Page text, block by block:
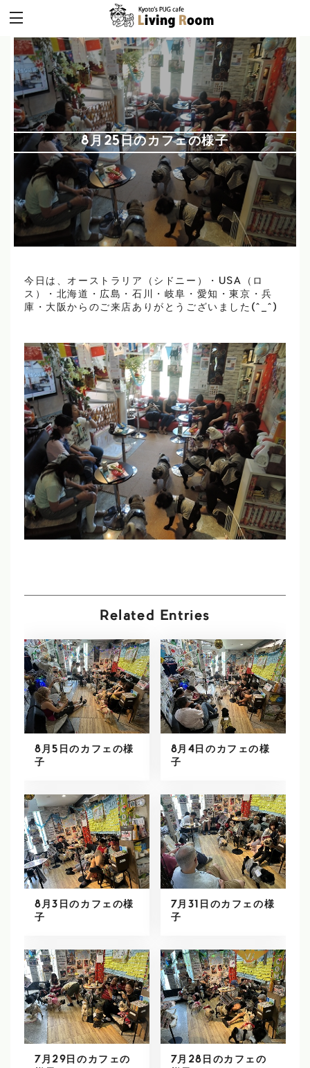
8月25日のカフェの様子
今日は、オーストラリア（シドニー）・USA（ロ
ス）・北海道・広島・石川・岐阜・愛知・東京・兵
庫・大阪からのご来店ありがとうございました(^_^)
Related Entries
8月5日のカフェの様
子
8月4日のカフェの様
子
8月3日のカフェの様
子
7月31日のカフェの様
子
7月29日のカフェの
7月28日のカフェの